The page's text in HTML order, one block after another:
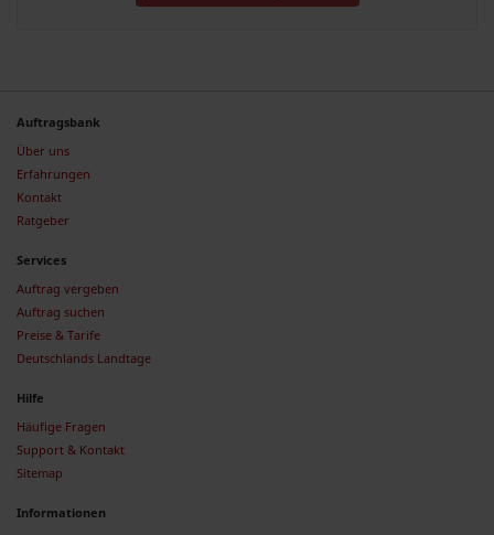
Auftragsbank
Über uns
Erfahrungen
Kontakt
Ratgeber
Services
Auftrag vergeben
Auftrag suchen
Preise & Tarife
Deutschlands Landtage
Hilfe
Häufige Fragen
Support & Kontakt
Sitemap
Informationen